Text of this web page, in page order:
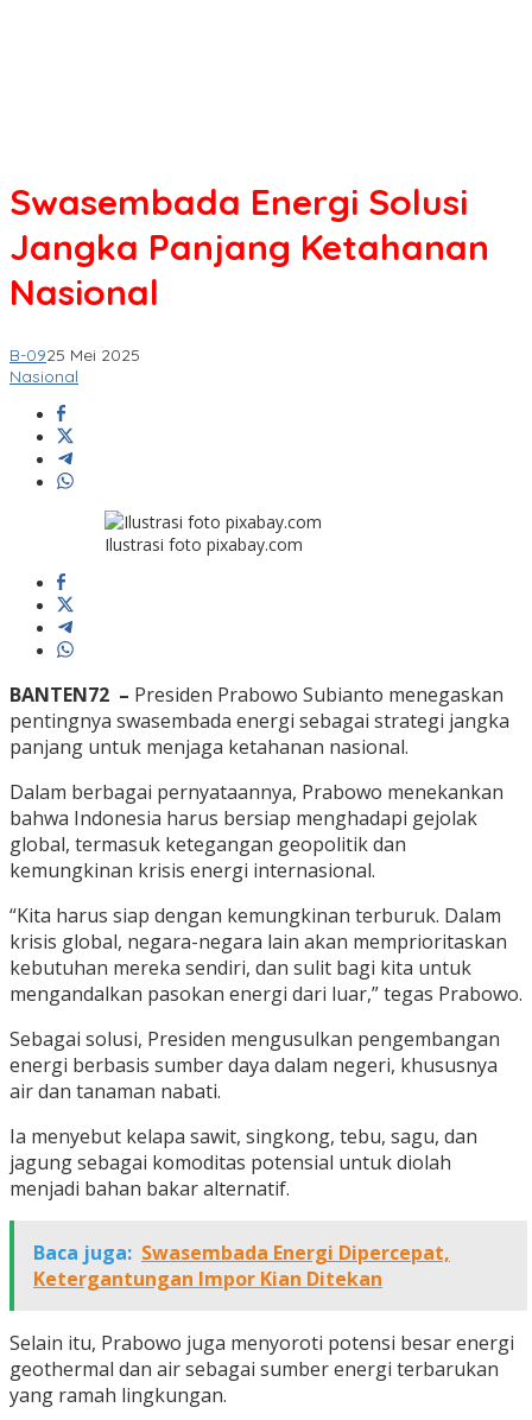
Swasembada Energi Solusi
Jangka Panjang Ketahanan
Nasional
B-0925 Mei 2025
Nasional
Ilustrasi foto pixabay.com
BANTEN72 – Presiden Prabowo Subianto menegaskan
pentingnya swasembada energi sebagai strategi jangka
panjang untuk menjaga ketahanan nasional.
Dalam berbagai pernyataannya, Prabowo menekankan
bahwa Indonesia harus bersiap menghadapi gejolak
global, termasuk ketegangan geopolitik dan
kemungkinan krisis energi internasional.
“Kita harus siap dengan kemungkinan terburuk. Dalam
krisis global, negara-negara lain akan memprioritaskan
kebutuhan mereka sendiri, dan sulit bagi kita untuk
mengandalkan pasokan energi dari luar,” tegas Prabowo.
Sebagai solusi, Presiden mengusulkan pengembangan
energi berbasis sumber daya dalam negeri, khususnya
air dan tanaman nabati.
Ia menyebut kelapa sawit, singkong, tebu, sagu, dan
jagung sebagai komoditas potensial untuk diolah
menjadi bahan bakar alternatif.
Baca juga: Swasembada Energi Dipercepat,
Ketergantungan Impor Kian Ditekan
Selain itu, Prabowo juga menyoroti potensi besar energi
geothermal dan air sebagai sumber energi terbarukan
yang ramah lingkungan.